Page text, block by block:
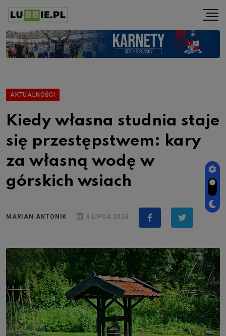
AKTUALNOŚCI
Kiedy własna studnia staje
się przestępstwem: kary
za własną wodę w
górskich wsiach
MARIAN ANTONIK 6 LIPCA 2026